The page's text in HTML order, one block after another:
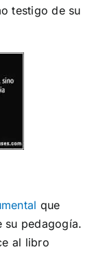
testigo de su
que
su pedagogía.
al libro